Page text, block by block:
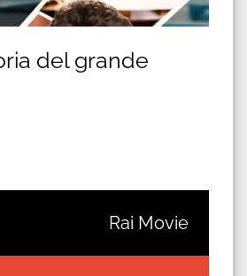
del grande
Rai Movie